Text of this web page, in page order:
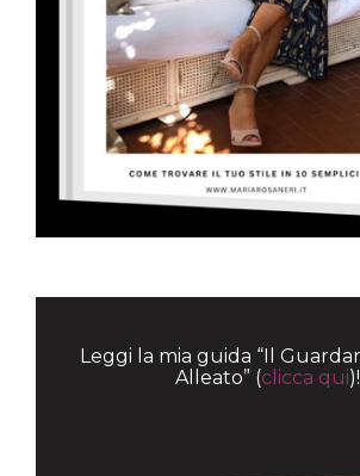
Leggi la mia guida “Il
Alleato” (clicca qui)!